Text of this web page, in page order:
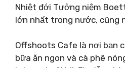
Nhiệt đới Tưởng niệm
lớn nhất trong nước, cũng
Offshoots Cafe là nơi bạn
bữa ăn ngon và cà phê